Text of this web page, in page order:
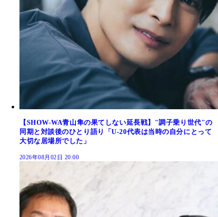
【SHOW-WA青山隼の果てしない延長戦】"調子乗り世代"の
同期と対談後のひとり語り「U-20代表は当時の自分にとって
大切な居場所でした」
2026年08月02日 20:00